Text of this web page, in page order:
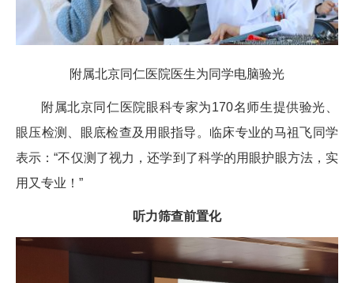
附属北京同仁医院医生为同学电脑验光
附属北京同仁医院眼科专家为170名师生提供验光、
眼压检测、眼底检查及用眼指导。临床专业的马祖飞同学
表示：“不仅测了视力，还学到了科学的用眼护眼方法，实
用又专业！”
听力筛查前置化